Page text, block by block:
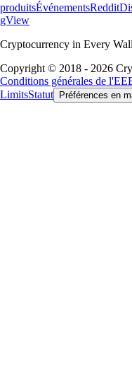
produitsÉvénementsReddit
gView
Cryptocurrency in Every
Copyright © 2018 - 2026
Conditions générales de
LimitsStatut Préférences en